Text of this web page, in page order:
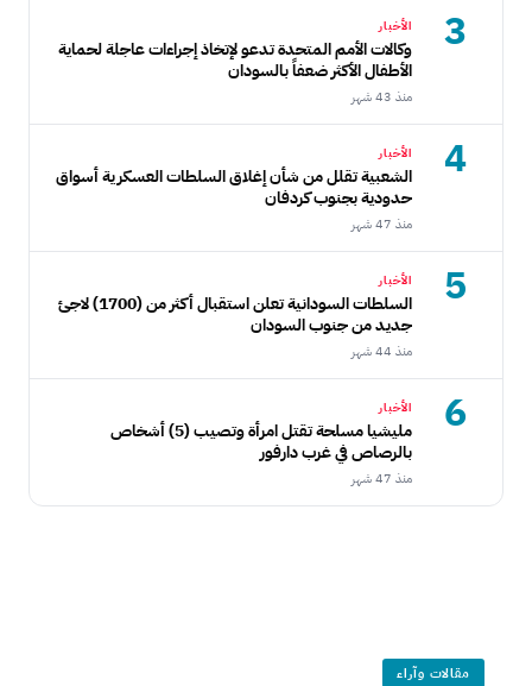
3 الأخبار
وكالات الأمم المتحدة تدعو لإتخاذ إجراءات عاجلة لحماية
الأطفال الأكثر ضعفاً بالسودان
منذ 43 شهر
4 الأخبار
الشعبية تقلل من شأن إغلاق السلطات العسكرية أسواق
حدودية بجنوب كردفان
منذ 47 شهر
5 الأخبار
السلطات السودانية تعلن استقبال أكثر من (1700) لاجئ
جديد من جنوب السودان
منذ 44 شهر
6 الأخبار
مليشيا مسلحة تقتل امرأة وتصيب (5) أشخاص
بالرصاص في غرب دارفور
منذ 47 شهر
مقالات وآراء